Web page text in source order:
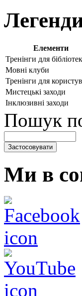
Елементи
Тренінги для
Мовні клуби
Тренінги для
Мистецькі заходи
Інклюзивні заходи
Пошук
Ми в